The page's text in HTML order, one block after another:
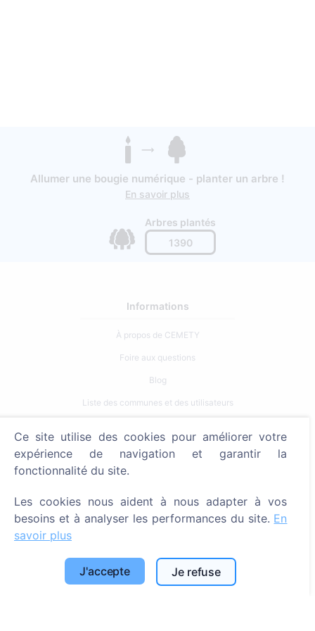
Allumer une bougie numérique - planter un arbre !
En savoir plus
Arbres plantés
1390
Informations
À propos de CEMETY
Foire aux questions
Blog
Liste des communes et des utilisateurs
Politique de paiement
Paramètres des cookies
Recherche
Services
Ce site utilise des cookies pour améliorer votre
expérience de navigation et garantir la
fonctionnalité du site.
Les cookies nous aident à nous adapter à vos
besoins et à analyser les performances du site. En
savoir plus
J'accepte Je refuse